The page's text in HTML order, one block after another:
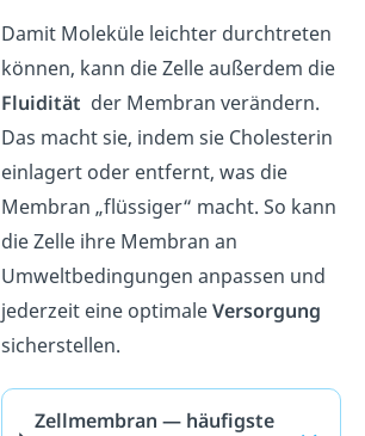
Damit Moleküle leichter durchtreten
können, kann die Zelle außerdem die
Fluidität der Membran verändern.
Das macht sie, indem sie Cholesterin
einlagert oder entfernt, was die
Membran „flüssiger“ macht. So kann
die Zelle ihre Membran an
Umweltbedingungen anpassen und
jederzeit eine optimaleVersorgung
sicherstellen.
Zellmembran — häufigste